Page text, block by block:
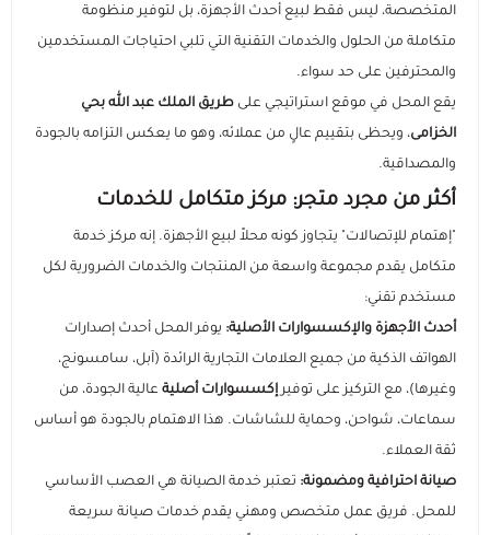
استاندات وقواعد الايبات
عرض الكل
كفرات ايباد
أقلام ذكية
ايفون 16
كفرات سامسونج
حامل تثبيت الجوال والكاميرا
بطاريات متنقلة باوربانك
شواحن سيارة
شاحن لا سلكي
توصيلات كهربائية
عرض الكل
سماعات سلكية
سماعات الرأس
مكبرات الصوت
وصلات ومحولات الصوت
اضاءات تصوير
كاميرات تصوير
راوترات ومودمات منزلية
راوترات متنقلة
روترات ومودمات منزلية
أجهزة المنزل الذكي
كاميرات المراقبة
عرض الكل
قواعد تثبيت الجوال للسيارة
شواحن ومحولات السيارة
اشتراكات ومشغلات بطارية السيارة
ملحقات سيارة متعددة
الإكسسوارات والحماية
بكجات الحماية
عرض الكل
بكجات حماية ايفون
بكجات حماية سامسونج
شاشات الحماية
شاشات حماية ايباد
حماية الكاميرا والعدسات
رهيبنا
المنتجات الدراسية والمكتبية
عرض الكل
أدوات مكتبية ذكية
مستلزمات الطلاب
المتخصصة، ليس فقط لبيع أحدث الأجهزة، بل لتوفير منظومة
متكاملة من الحلول والخدمات التقنية التي تلبي احتياجات المستخدمين
والمحترفين على حد سواء.
يقع المحل في موقع استراتيجي علىطريق الملك عبد الله بحي
الخزامى، ويحظى بتقييم عالٍ من عملائه، وهو ما يعكس التزامه بالجودة
والمصداقية.
أكثر من مجرد متجر: مركز متكامل للخدمات
"إهتمام للإتصالات" يتجاوز كونه محلاً لبيع الأجهزة. إنه مركز خدمة
متكامل يقدم مجموعة واسعة من المنتجات والخدمات الضرورية لكل
مستخدم تقني:
أحدث الأجهزة والإكسسوارات الأصلية:يوفر المحل أحدث إصدارات
الهواتف الذكية من جميع العلامات التجارية الرائدة (آبل، سامسونج،
وغيرها)، مع التركيز على توفيرإكسسوارات أصليةعالية الجودة، من
سماعات، شواحن، وحماية للشاشات. هذا الاهتمام بالجودة هو أساس
ثقة العملاء.
صيانة احترافية ومضمونة:تعتبر خدمة الصيانة هي العصب الأساسي
للمحل. فريق عمل متخصص ومهني يقدم خدمات صيانة سريعة